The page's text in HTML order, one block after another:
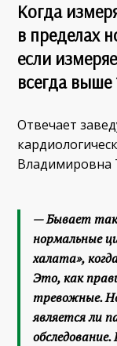
Когда
в пределах
если
всегда выше
Отвечает
Владимировна
— Бывает
нормальные
халата»,
Это, как
тревожные.
является ли